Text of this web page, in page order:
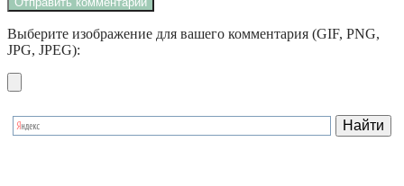
Выберите изображение для вашего комментария (GIF, PNG,
JPG, JPEG):